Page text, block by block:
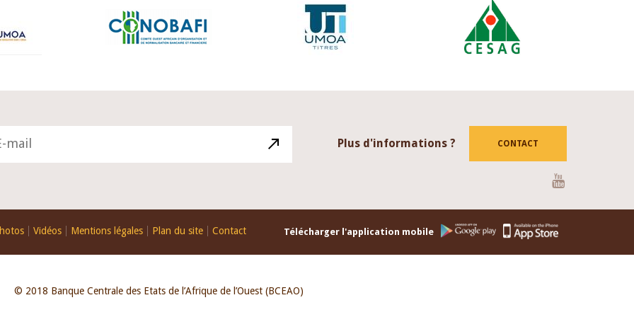
Plus d'informations ? CONTACT
Vidéos Mentions légales Plan du site Contact Télécharger l'application mobile
© 2018 Banque Centrale des Etats de l’Afrique de l’Ouest (BCEAO)